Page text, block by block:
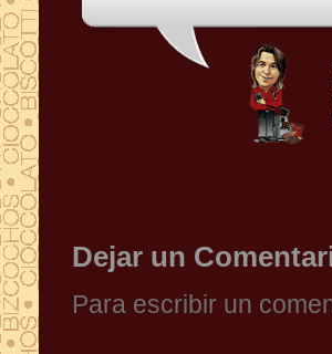
Dejar un
Para escribir un